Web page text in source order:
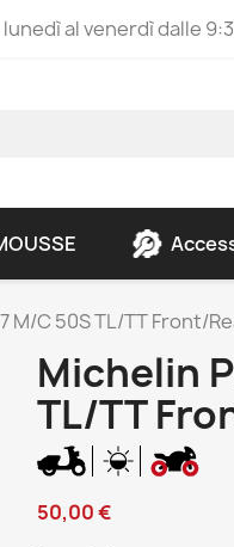
lunedì al venerdì dalle
C 50S TL/TT Front/
Michelin
TL/TT
50,00 €